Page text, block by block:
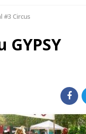
#3 Circus
GYPSY